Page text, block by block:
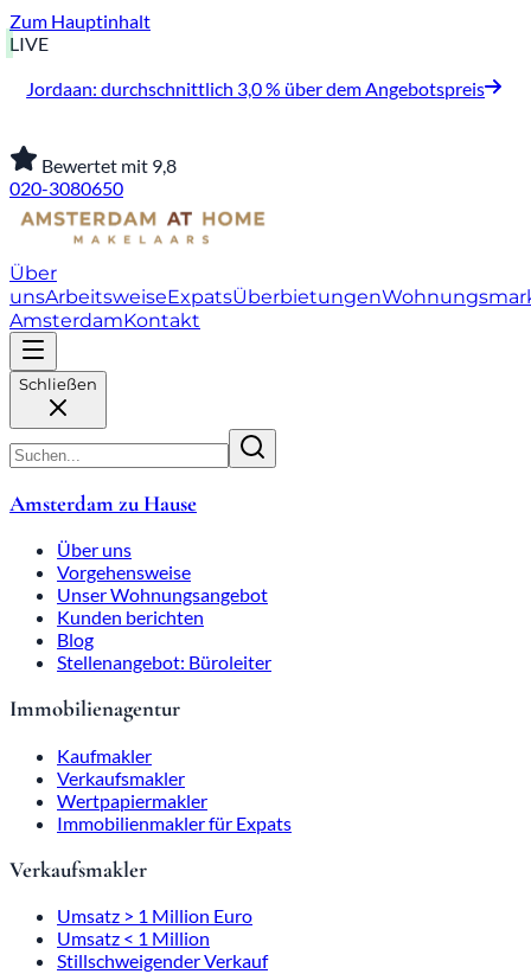
Zum Hauptinhalt
LIVE
Jordaan: durchschnittlich 3,0 % über dem Angebotspreis
Bewertet mit 9,8
020-3080650
Über
unsArbeitsweiseExpatsÜberbietungen
AmsterdamKontakt
Schließen
Amsterdam zu Hause
Über uns
Vorgehensweise
Unser Wohnungsangebot
Kunden berichten
Blog
Stellenangebot: Büroleiter
Immobilienagentur
Kaufmakler
Verkaufsmakler
Wertpapiermakler
Immobilienmakler für Expats
Verkaufsmakler
Umsatz > 1 Million Euro
Umsatz < 1 Million
Stillschweigender Verkauf